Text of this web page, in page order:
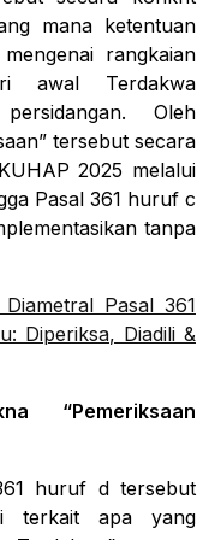
mana ketentuan
rangkaian
awal Terdakwa
Oleh
tersebut secara
2025 melalui
Pasal 361 huruf c
tanpa
Pasal 361
Diperiksa, Diadili &
“Pemeriksaan
huruf d tersebut
terkait apa yang